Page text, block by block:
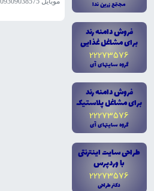
مجتمع زرين ندا
فروش دامنه رند
براى مشاغل غذايى
22273576
گروه سايتهاى آى
فروش دامنه رند
براى مشاغل پلاستيک
22273576
گروه سايتهاى آى
طراحى سايت اينترنتى
با وردپرس
22273576
دکتر طراحى